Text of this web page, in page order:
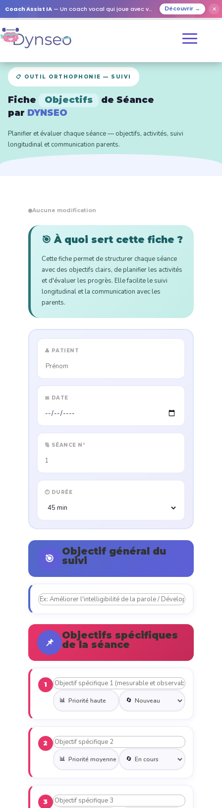
Coach Assist IA — Un coach vocal qui joue avec vos proches Découvrir → ✕
📋 OUTIL ORTHOPHONIE — SUIVI
Fiche Objectifs
de Séance
par DYNSEO
Planifier et évaluer chaque séance — objectifs, activités, suivi
longitudinal et communication parents.
Aucune modification
🎯 À quoi sert cette fiche ?
Cette fiche permet de structurer chaque séance
avec des objectifs clairs, de planifier les activités
et d'évaluer les progrès. Elle facilite le suivi
longitudinal et la communication avec les
parents.
👤 PATIENT
📅 DATE
🔢 SÉANCE N°
⏱️ DURÉE
🎯
Objectif général du
suivi
📌
Objectifs spécifiques
de la séance
1
📊
🔄
2
📊
🔄
3